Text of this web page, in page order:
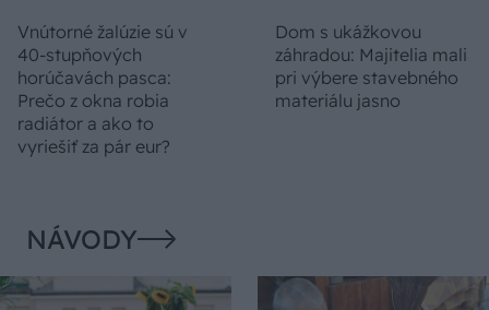
Vnútorné žalúzie sú v
40-stupňových
horúčavách pasca:
Prečo z okna robia
radiátor a ako to
vyriešiť za pár eur?
Dom s ukážkovou
záhradou: Majitelia mali
pri výbere stavebného
materiálu jasno
NÁVODY